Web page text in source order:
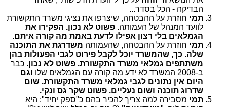
הבדיקה - הכל בסדר...
תמי חוזרת על ההבטחה, שיצרפו את נציגי משרד התקשורת
לוועד המנהל של העמותה. פשוט לא נכון. הפקירו את
הגמלאים בלי רצון אפילו לדעת באמת מה קורה איתם.
תמי חוזרת על ההבטחה, שהעמותה משדרגת את התוכנה
שלה. כך, שהמשרד יוכל לקבל פירוט לגבי הפעולות בהן
משתתפים גמלאי משרד התקשורת. פשוט לא נכון. כבר
ב-2008 המשרד לא ידע מה קורה עם הגמלאים שלו
וגם
היום אין נתונים לגבי גמלאי משרד התקשורת. שום
שדרוג תוכנה ושום נעליים. פשוט שקר גס ונקי.
תמי מסבירה למה צריך להכיר בהם כ"ספק יחיד": היא